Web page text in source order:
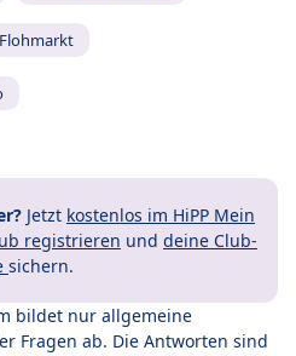
Flohmarkt
Jetzt kostenlos im HiPP Mein
registrieren und deine Club-
sichern.
bildet nur allgemeine
Fragen ab. Die Antworten sind